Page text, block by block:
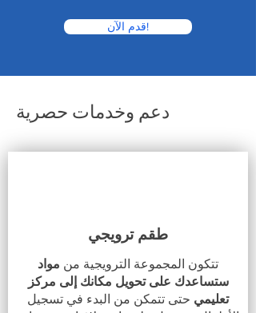
قدم الآن!
دعم وخدمات حصرية
طقم ترويجي
تتكون المجموعة الترويجية من مواد
ستساعدك على تحويل مكانك إلى مركز
تعليمي حتى تتمكن من البدء في تسجيل